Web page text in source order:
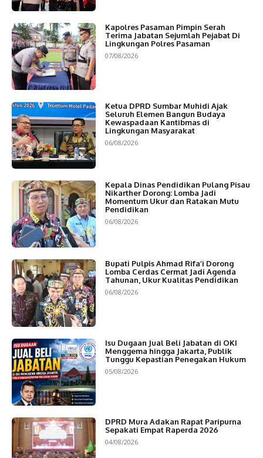
Kapolres Pasaman Pimpin Serah
Terima Jabatan Sejumlah Pejabat Di
Lingkungan Polres Pasaman
07/08/2026
Ketua DPRD Sumbar Muhidi Ajak
Seluruh Elemen Bangun Budaya
Kewaspadaan Kantibmas di
Lingkungan Masyarakat
06/08/2026
Kepala Dinas Pendidikan Pulang Pisau
Nikarther Dorong: Lomba Jadi
Momentum Ukur dan Ratakan Mutu
Pendidikan
06/08/2026
Bupati Pulpis Ahmad Rifa’i Dorong
Lomba Cerdas Cermat Jadi Agenda
Tahunan, Ukur Kualitas Pendidikan
06/08/2026
Isu Dugaan Jual Beli Jabatan di OKI
Menggema hingga Jakarta, Publik
Tunggu Kepastian Penegakan Hukum
05/08/2026
DPRD Mura Adakan Rapat Paripurna
Sepakati Empat Raperda 2026
04/08/2026